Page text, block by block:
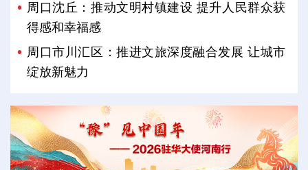
周口沈丘：推动文明村镇建设 提升人民群众获
得感和幸福感
周口市川汇区：推进文旅深度融合发展 让城市
绽放新魅力